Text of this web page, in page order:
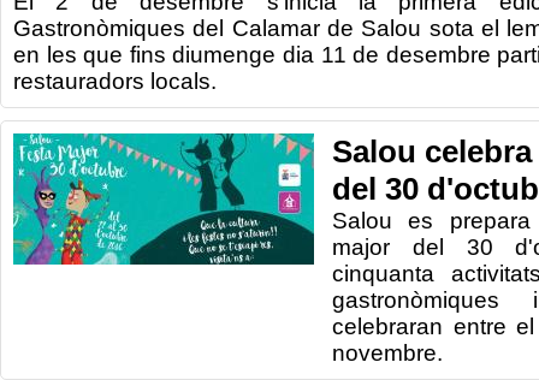
Gastronòmiques del Calamar de Salou sota el
en les que fins diumenge dia 11 de desembre
restauradors locals.
Salou
del 30
Salou es prepara
major
del 30
cinquanta
gastronòmiques
i
celebraran entre
novembre.